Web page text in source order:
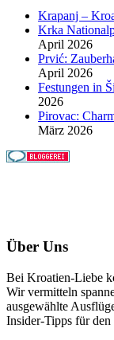
Krapanj –
Krka
April 2026
Prvić:
April 2026
Festungen in
2026
Pirovac:
März 2026
Über Uns
Bei Kroatien-Liebe
Wir vermitteln
ausgewählte
Insider-Tipps für